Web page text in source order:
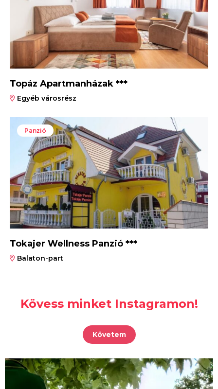
Topáz Apartmanházak ***
Egyéb városrész
Panzió
Tokajer Wellness Panzió ***
Balaton-part
Kövess minket Instagramon!
Követem